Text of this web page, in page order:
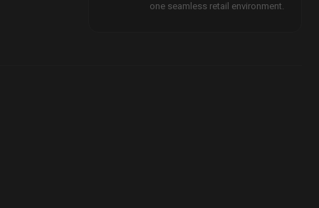
one seamless retail environment.